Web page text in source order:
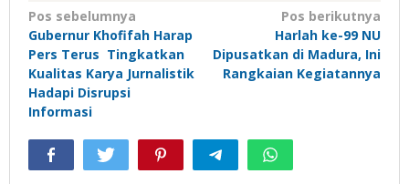
Navigasi
pos
Pos sebelumnya
Gubernur Khofifah Harap
Pers Terus Tingkatkan
Kualitas Karya Jurnalistik
Hadapi Disrupsi
Informasi
Pos berikutnya
Harlah ke-99 NU
Dipusatkan di Madura, Ini
Rangkaian Kegiatannya